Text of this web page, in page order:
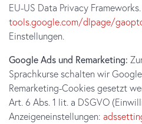
EU-US Data Privacy
tools.google.com/dlpage/
Einstellungen.
Google Ads und Remarketing:
Sprachkurse schalten wir
Remarketing-Cookies gesetzt
Art. 6 Abs. 1 lit. a DSGVO
Anzeigeneinstellungen: